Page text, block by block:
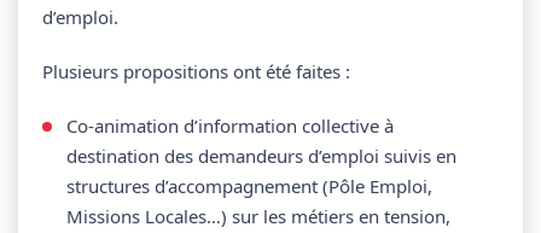
d’emploi.
Plusieurs propositions ont été faites :
Co-animation d’information collective à
destination des demandeurs d’emploi suivis en
structures d’accompagnement (Pôle Emploi,
Missions Locales…) sur les métiers en tension,